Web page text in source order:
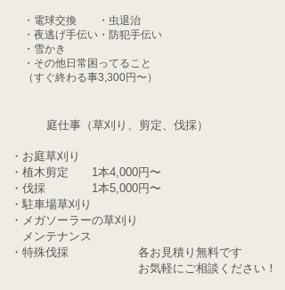
・電球交換 ・虫退治
・夜逃げ手伝い・防犯手伝い
​・雪かき
​・その他日常困ってること
​（すぐ終わる事3,300円〜）
​庭仕事（草刈り、剪定、伐採）
・お庭草刈り
・植木剪定 1本4,000円〜
​・伐採 1本5,000円〜
・駐車場草刈り
・メガソーラーの草刈り
​ メンテナンス
・特殊伐採 各お見積り無料です
​ お気軽にご相談ください！